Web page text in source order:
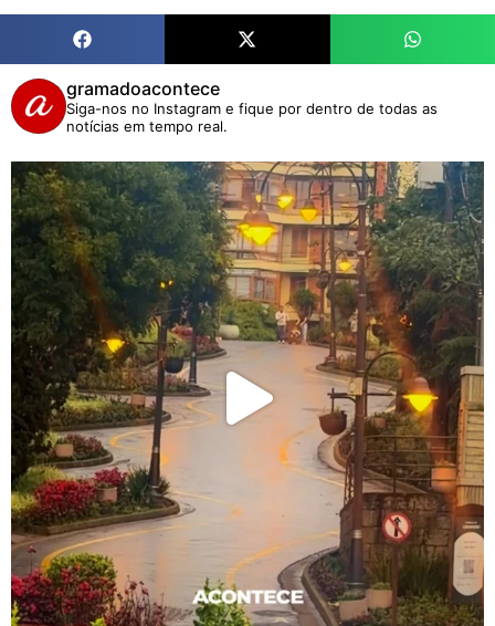
gramadoacontece
Siga-nos no Instagram e fique por dentro de todas as
notícias em tempo real.